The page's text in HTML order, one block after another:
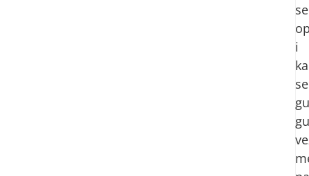
se
i